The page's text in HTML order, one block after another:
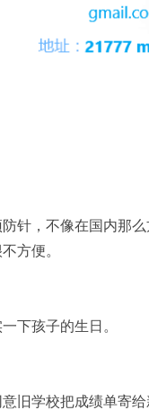
针，不像在国内那
方便。
下孩子的生日。
旧学校把成绩单寄